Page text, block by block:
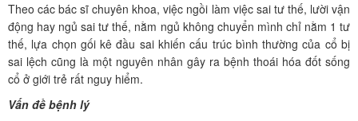
Theo các bác sĩ chuyên khoa, việc ngồi làm việc sai tư thế, lười vận
động hay ngủ sai tư thế, nằm ngủ không chuyển mình chỉ nằm 1 tư
thế, lựa chọn gối kê đầu sai khiến cấu trúc bình thường của cổ bị
sai lệch cũng là một nguyên nhân gây ra bệnh thoái hóa đốt sống
cổ ở giới trẻ rất nguy hiểm.
Vấn đề bệnh lý